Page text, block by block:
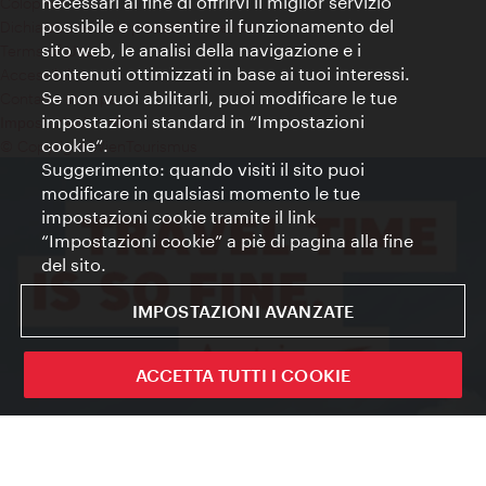
Dichiarazione sulla protezione dei dati
Terms of Use
Accessibilità
Contatto stampa
Impostazioni cookie
© Copyright WienTourismus
possibile e consentire il funzionamento del
sito web, le analisi della navigazione e i
contenuti ottimizzati in base ai tuoi interessi.
Se non vuoi abilitarli, puoi modificare le tue
impostazioni standard in “Impostazioni
cookie”.
Suggerimento: quando visiti il sito puoi
modificare in qualsiasi momento le tue
impostazioni cookie tramite il link
“Impostazioni cookie” a piè di pagina alla fine
del sito.
IMPOSTAZIONI AVANZATE
ACCETTA TUTTI I COOKIE